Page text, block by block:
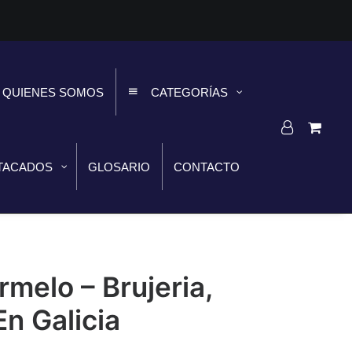
QUIENES SOMOS CATEGORÍAS
GLOSARIO CONTACTO
– Brujeria,
Galicia